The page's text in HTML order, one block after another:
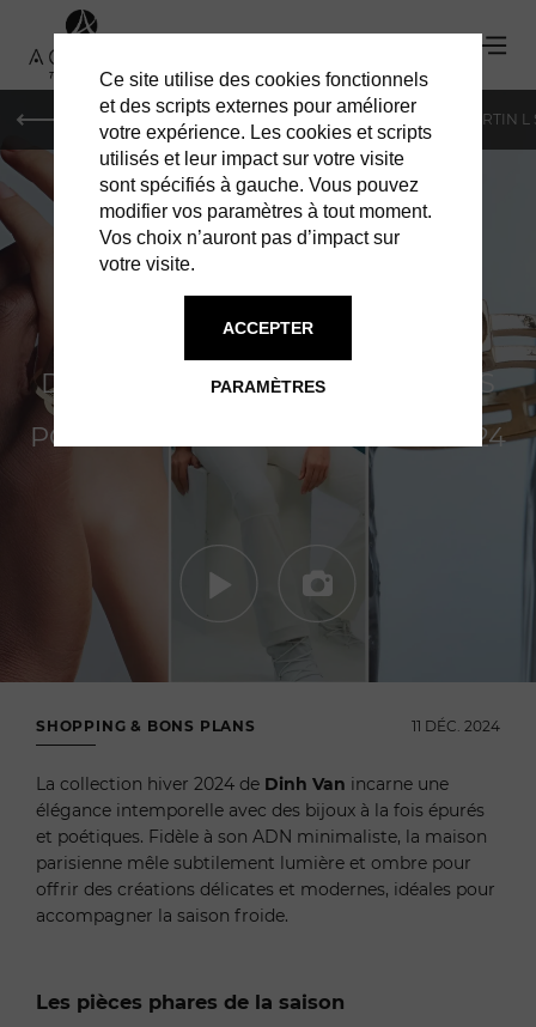
MONACO GENÈVE ST-MARTIN
DINH VAN
DES ÉTINCELLES SUR LES PISTES
POUR LA COLLECTION HIVER 2024
SHOPPING & BONS PLANS 11 DÉC. 2024
La collection hiver 2024 de Dinh Van incarne une
élégance intemporelle avec des bijoux à la fois épurés
et poétiques. Fidèle à son ADN minimaliste, la maison
parisienne mêle subtilement lumière et ombre pour
offrir des créations délicates et modernes, idéales pour
accompagner la saison froide.
Les pièces phares de la saison
Ce site utilise des cookies fonctionnels
et des scripts externes pour améliorer
votre expérience. Les cookies et scripts
utilisés et leur impact sur votre visite
sont spécifiés à gauche. Vous pouvez
modifier vos paramètres à tout moment.
Vos choix n’auront pas d’impact sur
votre visite.
PARAMÈTRES
ACCEPTER